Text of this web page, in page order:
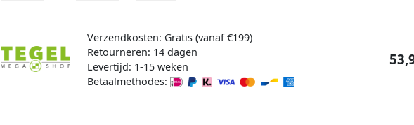
Verzendkosten: Gratis (vanaf €199)
Retourneren: 14 dagen
Levertijd: 1-15 weken
Betaalmethodes: